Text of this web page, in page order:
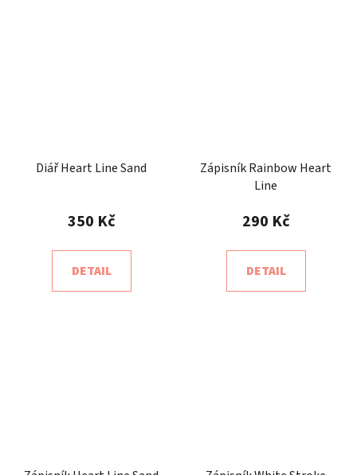
Diář Heart Line Sand
350 Kč
DETAIL
Zápisník Rainbow Heart
Line
290 Kč
DETAIL